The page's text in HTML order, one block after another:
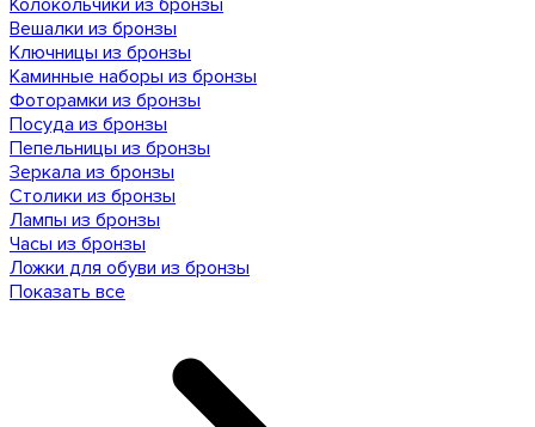
Колокольчики из бронзы
Вешалки из бронзы
Ключницы из бронзы
Каминные наборы из бронзы
Фоторамки из бронзы
Посуда из бронзы
Пепельницы из бронзы
Зеркала из бронзы
Столики из бронзы
Лампы из бронзы
Часы из бронзы
Ложки для обуви из бронзы
Показать все